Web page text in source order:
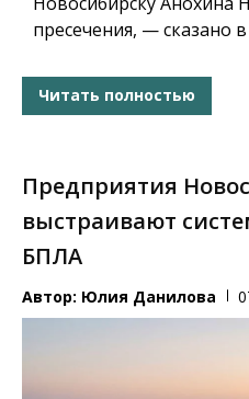
пресечения, — сказано
Читать полностью
Предприятия
выстраивают
БПЛА
Автор: Юлия Данилова